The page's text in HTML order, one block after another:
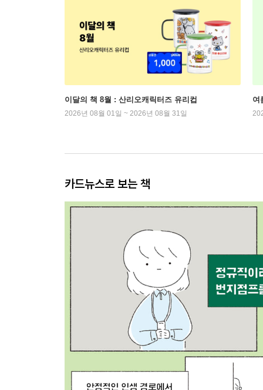
이달의 책 8월 : 산리오캐릭터즈 유리컵
2026년 08월 01일 ~ 2026년 08월 31일
여
카드뉴스로 보는 책